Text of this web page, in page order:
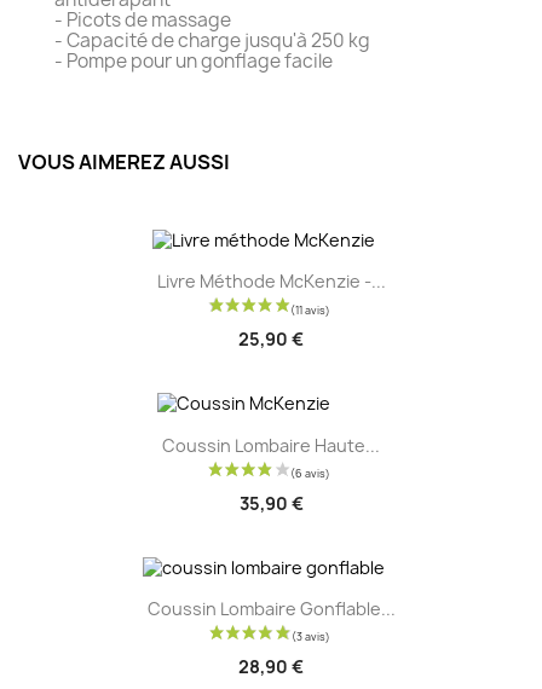
- Picots de massage
- Capacité de charge jusqu'à 250 kg
- Pompe pour un gonflage facile
VOUS AIMEREZ AUSSI
Livre Méthode McKenzie -...
25,90 €
Coussin Lombaire Haute...
35,90 €
Coussin Lombaire Gonflable...
28,90 €